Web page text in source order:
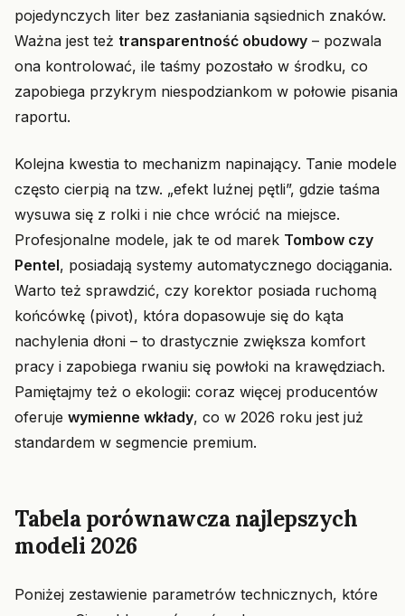
pojedynczych liter bez zasłaniania sąsiednich znaków.
Ważna jest też transparentność obudowy – pozwala
ona kontrolować, ile taśmy pozostało w środku, co
zapobiega przykrym niespodziankom w połowie pisania
raportu.
Kolejna kwestia to mechanizm napinający. Tanie modele
często cierpią na tzw. „efekt luźnej pętli”, gdzie taśma
wysuwa się z rolki i nie chce wrócić na miejsce.
Profesjonalne modele, jak te od marek Tombow czy
Pentel, posiadają systemy automatycznego dociągania.
Warto też sprawdzić, czy korektor posiada ruchomą
końcówkę (pivot), która dopasowuje się do kąta
nachylenia dłoni – to drastycznie zwiększa komfort
pracy i zapobiega rwaniu się powłoki na krawędziach.
Pamiętajmy też o ekologii: coraz więcej producentów
oferuje wymienne wkłady, co w 2026 roku jest już
standardem w segmencie premium.
Tabela porównawcza najlepszych
modeli 2026
Poniżej zestawienie parametrów technicznych, które